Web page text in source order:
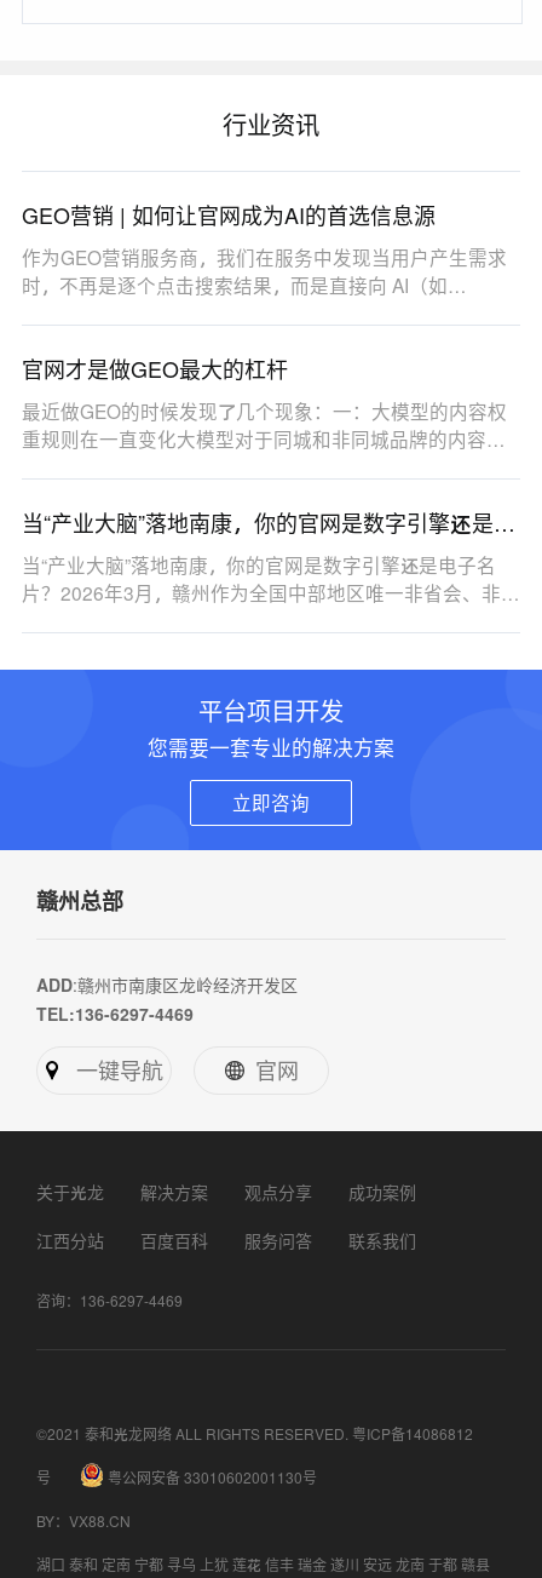
行业资讯
GEO营销 | 如何让官网成为AI的首选信息源
作为GEO营销服务商，我们在服务中发现当用户产生需求
时，不再是逐个点击搜索结果，而是直接向 AI（如
官网才是做GEO最大的杠杆
最近做GEO的时候发现了几个现象：一：大模型的内容权
重规则在一直变化大模型对于同城和非同城品牌的内容权
当“产业大脑”落地南康，你的官网是数字引擎还是电
子名片？
当“产业大脑”落地南康，你的官网是数字引擎还是电子名
片？2026年3月，赣州作为全国中部地区唯一非省会、非…
平台项目开发
您需要一套专业的解决方案
立即咨询
赣州总部
ADD:赣州市南康区龙岭经济开发区
TEL:136-6297-4469
一键导航 官网
关于光龙 解决方案 观点分享
成功案例
江西分站
百度百科 服务问答 联系我们
咨询：136-6297-4469
©2021 泰和光龙网络 ALL RIGHTS RESERVED. 粤ICP备14086812
号
粤公网安备 33010602001130号
BY： VX88.CN
湖口 泰和 定南 宁都 寻乌 上犹莲花 信丰瑞金遂川 安远 龙南 于都赣县